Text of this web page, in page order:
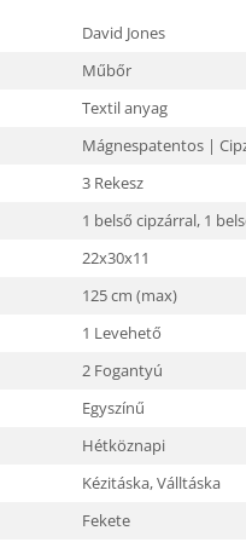
David Jones
Műbőr
Textil anyag
Mágnespatentos |
3 Rekesz
1 belső cipzárral, 1
22x30x11
125 cm (max)
1 Levehető
2 Fogantyú
Egyszínű
Hétköznapi
Kézitáska,Válltáska
Fekete